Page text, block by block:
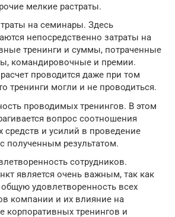
мелкие растраты.
на семинары. Здесь
непосредственно затраты на
тренинги и суммы, потраченные
командировочные и премии.
проводится даже при том
тренинги могли и не проводиться.
проводимых тренингов. В этом
вопрос соотношения
средств и усилий в проведение
полученным результатом.
сотрудников.
является очень важным, так как
удовлетворенность всех
компании и их влияние на
корпоративных тренингов и